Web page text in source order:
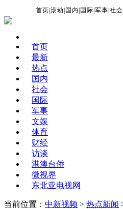
首页 |滚动 国内 国际 |军事 |社会
首页
最新
热点
国内
社会
国际
军事
文娱
体育
财经
访谈
港澳台侨
微视界
东北亚电视网
当前位置： 中新视频 > 热点新闻